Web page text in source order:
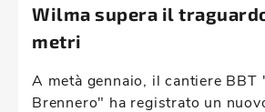
Wilma supera il
metri
A metà gennaio, il cantiere
Brennero" ha registrato un